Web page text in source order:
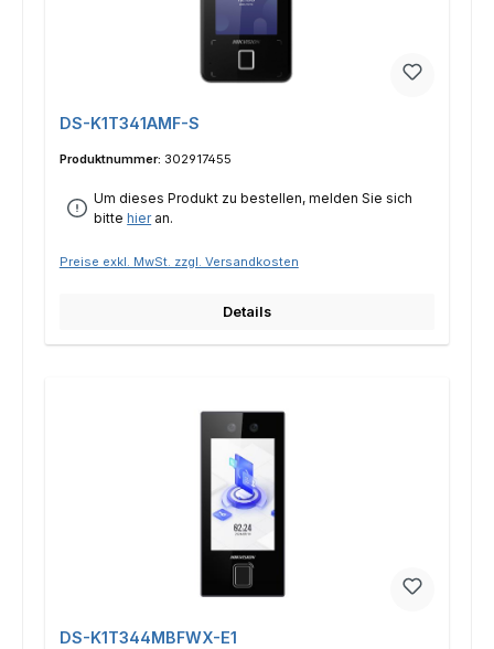
DS-K1T341AMF-S
Produktnummer: 302917455
Um dieses Produkt zu bestellen, melden Sie sich
bittehieran.
Preise exkl. MwSt. zzgl. Versandkosten
Details
DS-K1T344MBFWX-E1